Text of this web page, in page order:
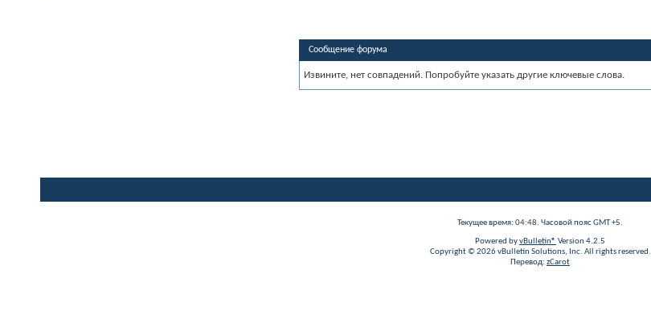
Сообщение форума
Извините, нет совпадений. Попробуйте указать другие ключевые слова.
Текущее время: 04:48. Часовой пояс GMT +5.
Powered byvBulletin® Version 4.2.5
Copyright © 2026 vBulletin Solutions, Inc. All rights reserved.
Перевод: zCarot